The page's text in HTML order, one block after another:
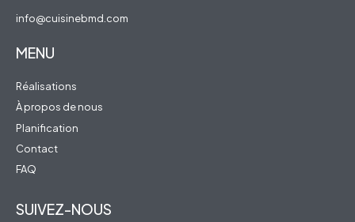
info@cuisinebmd.com
MENU
Réalisations
À propos de nous
Planification
Contact
FAQ
SUIVEZ-NOUS